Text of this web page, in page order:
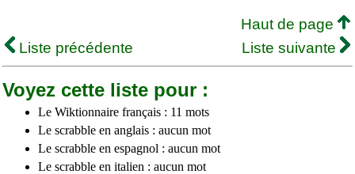
Haut de page
Liste précédente
Liste suivante
Voyez cette liste pour :
Le Wiktionnaire français : 11 mots
Le scrabble en anglais : aucun mot
Le scrabble en espagnol : aucun mot
Le scrabble en italien : aucun mot